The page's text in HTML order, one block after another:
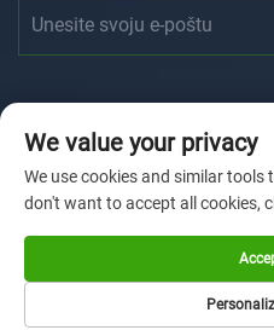
Autorska prava © 2025
Politika
Početna Stranica
Udio u ukupnom
We value your privacy
We use cookies and similar tools
don't want to accept all cookies,